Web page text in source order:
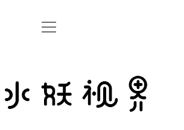
首页
关于
open